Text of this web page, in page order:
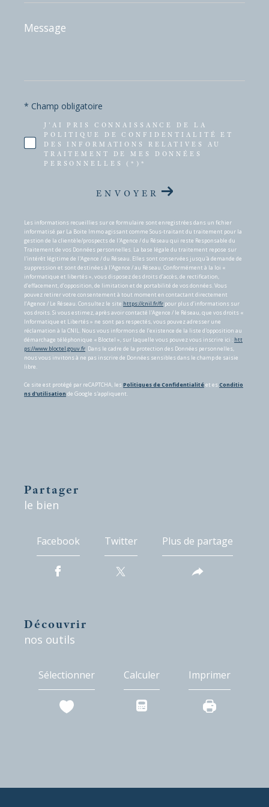
Message
*
J'AI PRIS CONNAISSANCE DE LA
POLITIQUE DE CONFIDENTIALITÉ ET
DES INFORMATIONS RELATIVES AU
TRAITEMENT DE MES DONNÉES
PERSONNELLES (*)*
* Champ obligatoire
ENVOYER
Les informations recueillies sur ce formulaire sont enregistrées dans un fichier
informatisé par La Boite Immo agissant comme Sous-traitant du traitement pour la
gestion de la clientèle/prospects de l'Agence / du Réseau qui reste Responsable du
Traitement de vos Données personnelles. La base légale du traitement repose sur
l'intérêt légitime de l'Agence / du Réseau. Elles sont conservées jusqu'à demande de
suppression et sont destinées à l'Agence / au Réseau. Conformément à la loi «
informatique et libertés », vous disposez des droits d’accès, de rectification,
d’effacement, d’opposition, de limitation et de portabilité de vos données. Vous
pouvez retirer votre consentement à tout moment en contactant directement
l’Agence / Le Réseau. Consultez le site https://cnil.fr/fr pour plus d’informations sur
vos droits. Si vous estimez, après avoir contacté l'Agence / le Réseau, que vos droits «
Informatique et Libertés » ne sont pas respectés, vous pouvez adresser une
réclamation à la CNIL. Nous vous informons de l’existence de la liste d'opposition au
démarchage téléphonique « Bloctel », sur laquelle vous pouvez vous inscrire ici : htt
ps://www.bloctel.gouv.fr. Dans le cadre de la protection des Données personnelles,
nous vous invitons à ne pas inscrire de Données sensibles dans le champ de saisie
libre.
Ce site est protégé par reCAPTCHA, lesPolitiques de Confidentialitéet esConditio
ns d'utilisation de Google s'appliquent.
partager
le bien
Facebook Twitter Plus de partage
découvrir
nos outils
Sélectionner Calculer Imprimer